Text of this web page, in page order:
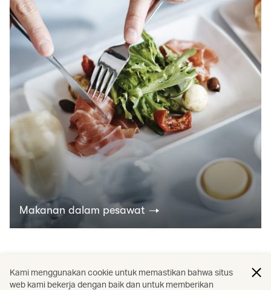
Makanan dalam pesawat
Kami menggunakan cookie untuk memastikan bahwa situs
web kami bekerja dengan baik dan untuk memberikan